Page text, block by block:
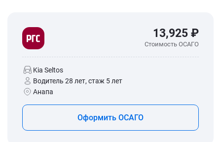
13,925 ₽
Стоимость ОСАГО
Kia Seltos
Водитель 28 лет, стаж 5 лет
Анапа
Оформить ОСАГО